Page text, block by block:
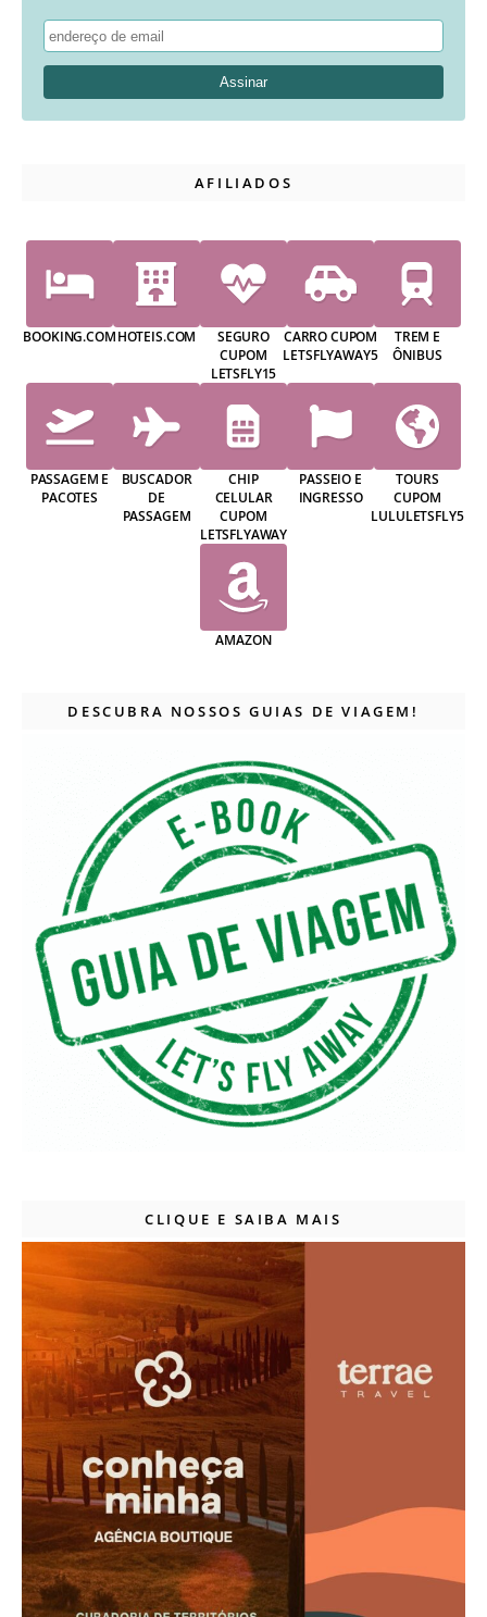
AFILIADOS
BOOKING.COMHOTEIS.COM
SEGURO
CUPOM
LETSFLY15
CARRO CUPOM
LETSFLYAWAY5
TREM E
ÔNIBUS
PASSAGEM E
PACOTES
BUSCADOR
DE
PASSAGEM
CHIP
CELULAR
CUPOM
LETSFLYAWAY
PASSEIO E
INGRESSO
TOURS
CUPOM
LULULETSFLY5
AMAZON
DESCUBRA NOSSOS GUIAS DE VIAGEM!
CLIQUE E SAIBA MAIS